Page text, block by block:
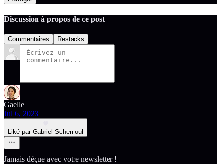
Discussion à propos de ce post
Commentaires Restacks
Gaelle
Jul 6, 2023
Liké par Gabriel Schemoul
Jamais déçue avec votre newsletter !